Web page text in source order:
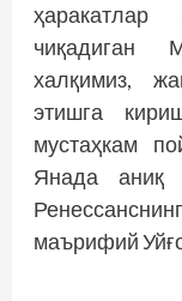
чиқадиган
халқимиз,
этишга
мустаҳкам
Янада аниқ
маърифий